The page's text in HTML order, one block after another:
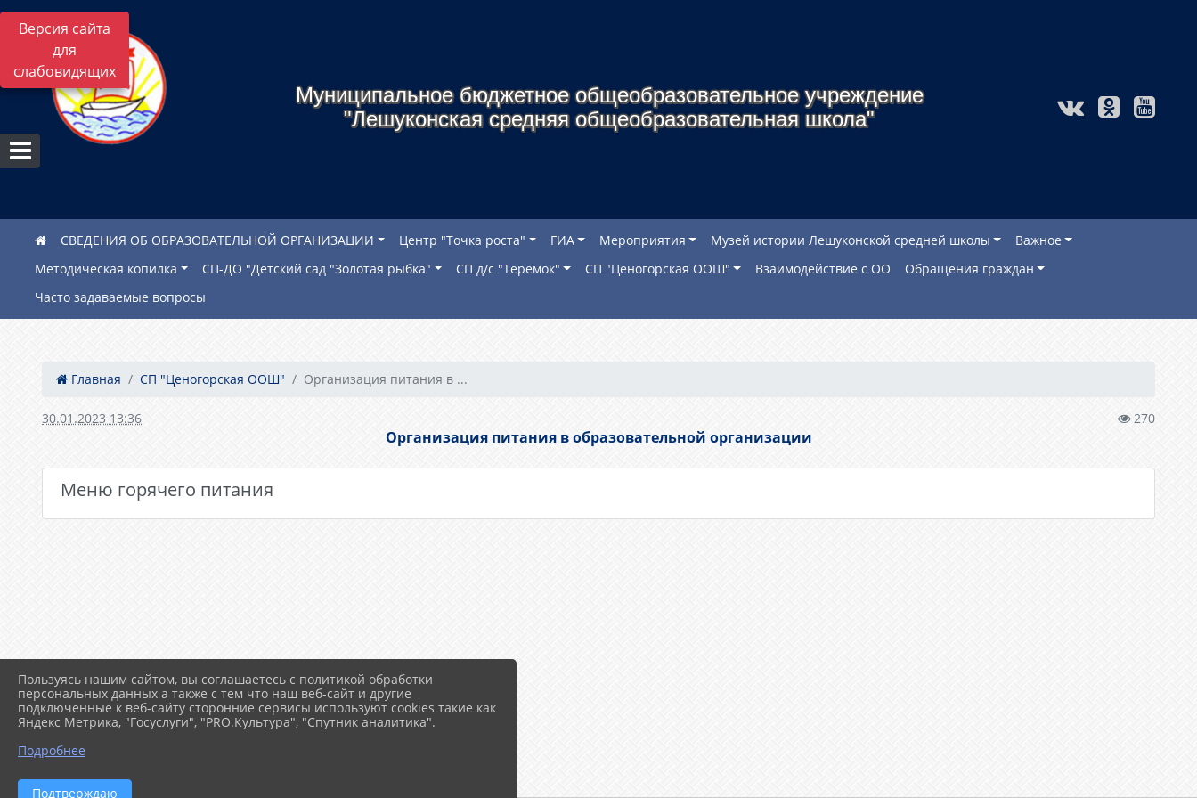
Версия сайта
для
слабовидящих
Муниципальное бюджетное общеобразовательное учреждение
"Лешуконская средняя общеобразовательная школа"
СВЕДЕНИЯ ОБ ОБРАЗОВАТЕЛЬНОЙ ОРГАНИЗАЦИИ Центр "Точка роста" ГИА Мероприятия Музей истории Лешуконской средней школы
Важное
Методическая копилка
СП-ДО "Детский сад "Золотая рыбка" СП д/с "Теремок" СП "Ценогорская ООШ" Взаимодействие с ОО
Обращения граждан
Часто задаваемые вопросы
Главная СП "Ценогорская ООШ" Организация питания в ...
30.01.2023 13:36 270
Организация питания в образовательной организации
Меню горячего питания
Пользуясь нашим сайтом, вы соглашаетесь с политикой обработки
персональных данных а также с тем что наш веб-сайт и другие
подключенные к веб-сайту сторонние сервисы используют cookies такие как
Яндекс Метрика, "Госуслуги", "PRO.Культура", "Спутник аналитика".
Подробнее
Подтверждаю